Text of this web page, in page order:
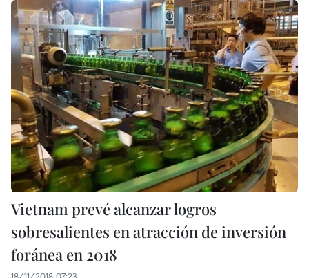
Vietnam prevé alcanzar logros
sobresalientes en atracción de inversión
foránea en 2018